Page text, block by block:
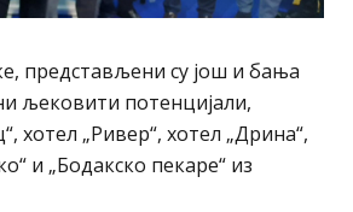
представљени су још и бања
љековити потенцијали,
хотел „Ривер“, хотел „Дрина“,
и „Бодакско пекаре“ из